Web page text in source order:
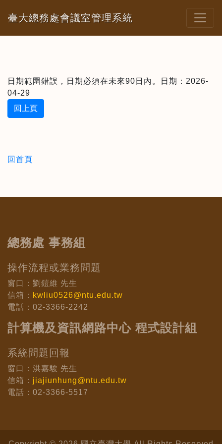
臺大總務處會議室管理系統
日期範圍錯誤，日期必須在未來90日內。日期：2026-
04-29
回上頁
回首頁
總務處 事務組
操作流程或業務問題
窗口：劉鎧維 先生
信箱： kwliu0526@ntu.edu.tw
電話：02-3366-2242
計算機及資訊網路中心 程式設計組
系統問題回報
窗口：洪嘉駿 先生
信箱： jiajiunhung@ntu.edu.tw
電話：02-3366-5517